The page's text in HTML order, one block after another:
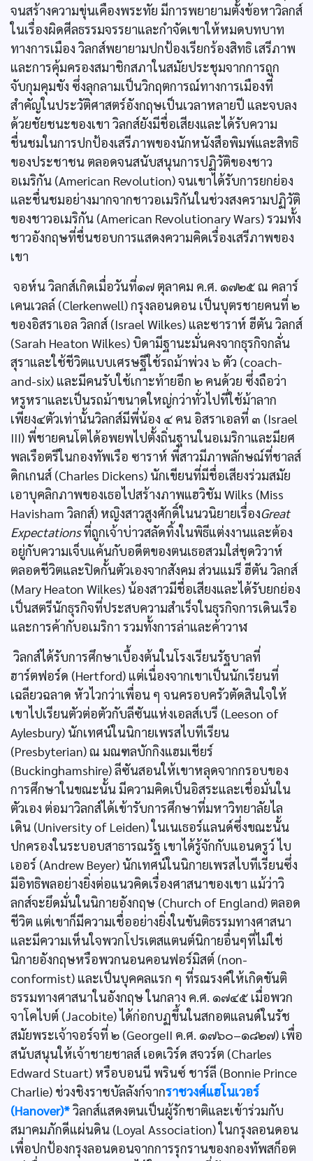
จนสร้างความขุ่นเคืองพระทัย มีการพยายามตั้งข้อหาวิลกส์
ในเรื่องผิดศีลธรรมจรรยาและกำจัดเขาให้หมดบทบาท
ทางการเมือง วิลกส์พยายามปกป้องเรียกร้องสิทธิ เสรีภาพ
และการคุ้มครองสมาชิกสภาในสมัยประชุมจากการถูก
จับกุมคุมขัง ซึ่งลุกลามเป็นวิกฤตการณ์ทางการเมืองที่
สำคัญในประวัติศาสตร์อังกฤษเป็นเวลาหลายปี และจบลง
ด้วยชัยชนะของเขา วิลกส์ยังมีชื่อเสียงและได้รับความ
ชื่นชมในการปกป้องเสรีภาพของนักหนังสือพิมพ์และสิทธิ
ของประชาชน ตลอดจนสนับสนุนการปฏิวัติของชาว
อเมริกัน (American Revolution) จนเขาได้รับการยกย่อง
และชื่นชมอย่างมากจากชาวอเมริกันในช่วงสงครามปฏิวัติ
ของชาวอเมริกัน (American Revolutionary Wars) รวมทั้ง
ชาวอังกฤษที่ชื่นชอบการแสดงความคิดเรื่องเสรีภาพของ
เขา
จอห์น วิลกส์เกิดเมื่อวันที่๑๗ ตุลาคม ค.ศ. ๑๗๒๕ ณ คลาร์
เคนเวลล์ (Clerkenwell) กรุงลอนดอน เป็นบุตรชายคนที่ ๒
ของอิสราเอล วิลกส์ (Israel Wilkes) และซาราห์ ฮีตัน วิลกส์
(Sarah Heaton Wilkes) บิดามีฐานะมั่นคงจากธุรกิจกลั่น
สุราและใช้ชีวิตแบบเศรษฐีใช้รถม้าพ่วง ๖ ตัว (coach-
and-six) และมีคนรับใช้เกาะท้ายอีก ๒ คนด้วย ซึ่งถือว่า
หรูหราและเป็นรถม้าขนาดใหญ่กว่าทั่วไปที่ใช้ม้าลาก
เพียง๔ตัวเท่านั้นวิลกส์มีพี่น้อง ๔ คน อิสราเอลที่ ๓ (Israel
III) พี่ชายคนโตได้อพยพไปตั้งถิ่นฐานในอเมริกาและมียศ
พลเรือตรีในกองทัพเรือ ซาราห์ พี่สาวมีภาพลักษณ์ที่ชาลส์
ดิกเกนส์ (Charles Dickens) นักเขียนที่มีชื่อเสียงร่วมสมัย
เอาบุคลิกภาพของเธอไปสร้างภาพแฮวิชัม Wilks (Miss
Havisham วิลกส์) หญิงสาวสูงศักดิ์ในนวนิยายเรื่องGreat
Expectationsที่ถูกเจ้าบ่าวสลัดทิ้งในพิธีแต่งงานและต้อง
อยู่กับความเจ็บแค้นกับอดีตของตนเธอสวมใส่ชุดวิวาห์
ตลอดชีวิตและปิดกั้นตัวเองจากสังคม ส่วนแมรี ฮีตัน วิลกส์
(Mary Heaton Wilkes) น้องสาวมีชื่อเสียงและได้รับยกย่อง
เป็นสตรีนักธุรกิจที่ประสบความสำเร็จในธุรกิจการเดินเรือ
และการค้ากับอเมริกา รวมทั้งการล่าและค้าวาฬ
วิลกส์ได้รับการศึกษาเบื้องต้นในโรงเรียนรัฐบาลที่
ฮาร์ตฟอร์ด (Hertford) แต่เนื่องจากเขาเป็นนักเรียนที่
เฉลียวฉลาด หัวไวกว่าเพื่อน ๆ จนครอบครัวตัดสินใจให้
เขาไปเรียนตัวต่อตัวกับลีซันแห่งเอลส์เบรี (Leeson of
Aylesbury) นักเทศน์ในนิกายเพรสไบทีเรียน
(Presbyterian) ณ มณฑลบักกิงแฮมเชียร์
(Buckinghamshire) ลีซันสอนให้เขาหลุดจากกรอบของ
การศึกษาในขณะนั้น มีความคิดเป็นอิสระและเชื่อมั่นใน
ตัวเอง ต่อมาวิลกส์ได้เข้ารับการศึกษาที่มหาวิทยาลัยไล
เดิน (University of Leiden) ในเนเธอร์แลนด์ซึ่งขณะนั้น
ปกครองในระบอบสาธารณรัฐ เขาได้รู้จักกับแอนดรูว์ ไบ
เออร์ (Andrew Beyer) นักเทศน์ในนิกายเพรสไบทีเรียนซึ่ง
มีอิทธิพลอย่างยิ่งต่อแนวคิดเรื่องศาสนาของเขา แม้ว่าวิ
ลกส์จะยึดมั่นในนิกายอังกฤษ (Church of England) ตลอด
ชีวิต แต่เขาก็มีความเชื่ออย่างยิ่งในขันติธรรมทางศาสนา
และมีความเห็นใจพวกโปรเตสแตนต์นิกายอื่นๆที่ไม่ใช่
นิกายอังกฤษหรือพวกนอนคอนฟอร์มิสต์ (non-
conformist) และเป็นบุคคลแรก ๆ ที่รณรงค์ให้เกิดขันติ
ธรรมทางศาสนาในอังกฤษ ในกลาง ค.ศ. ๑๗๔๕ เมื่อพวก
จาโคไบต์ (Jacobite) ได้ก่อกบฏขึ้นในสกอตแลนด์ในรัช
สมัยพระเจ้าจอร์จที่ ๒ (GeorgeII ค.ศ. ๑๗๖๐–๑๘๒๗) เพื่อ
สนับสนุนให้เจ้าชายชาลส์ เอดเวิร์ด สจวร์ต (Charles
Edward Stuart) หรือบอนนี พรินซ์ ชาร์ลี (Bonnie Prince
Charlie) ช่วงชิงราชบัลลังก์จากราชวงศ์แฮโนเวอร์
(Hanover)*วิลกส์แสดงตนเป็นผู้รักชาติและเข้าร่วมกับ
สมาคมภักดีแผ่นดิน (Loyal Association) ในกรุงลอนดอน
เพื่อปกป้องกรุงลอนดอนจากการรุกรานของกองทัพสก็อต